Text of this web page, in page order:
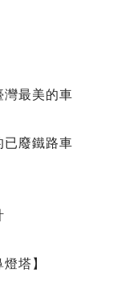
灣最美的車
已廢鐵路車
塔】